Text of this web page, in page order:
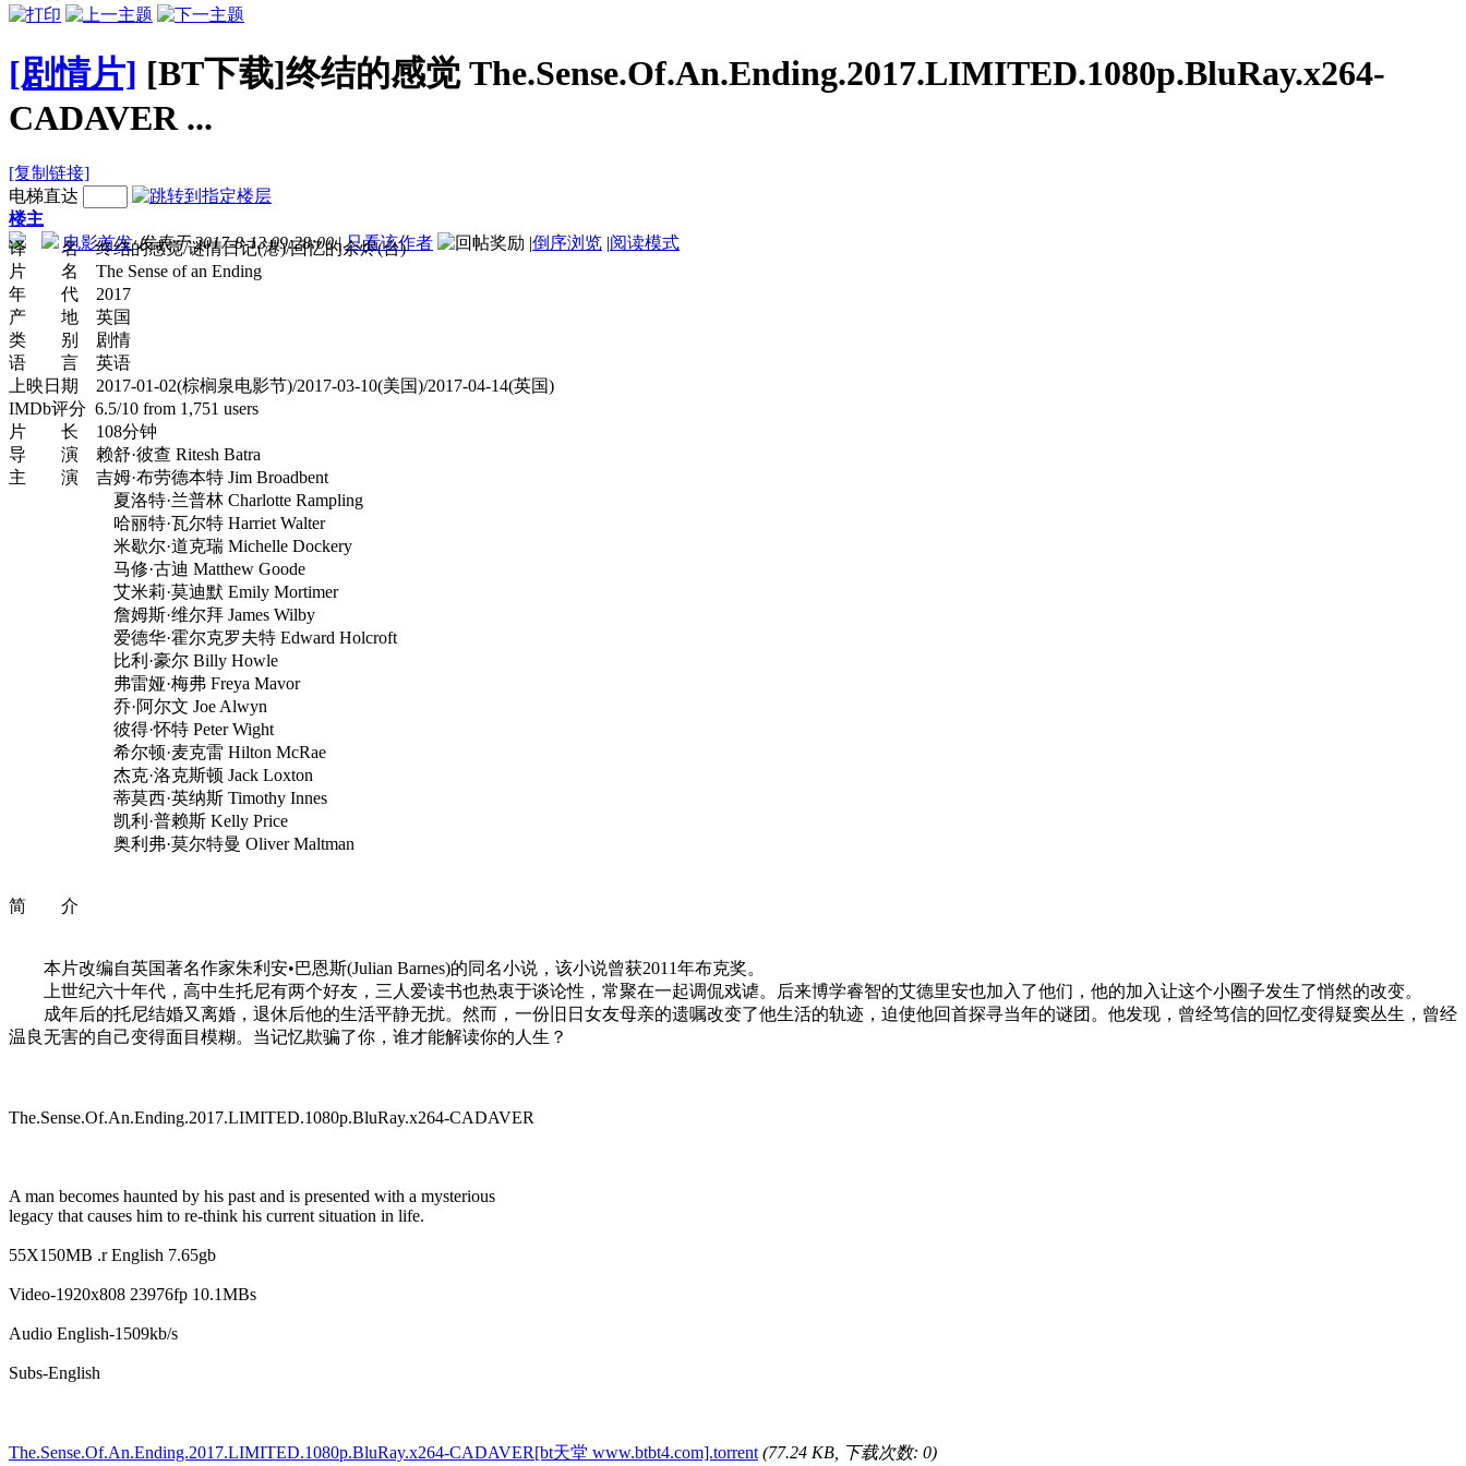
[剧情片] [BT下载]终结的感觉 The.Sense.Of.An.Ending.2017.LIMITED.1080p.BluRay.x264-
CADAVER ...
[复制链接]
电梯直达
楼主
电影首发 发表于 2017-8-13 09:28:00 | 只看该作者 |倒序浏览 |阅读模式
译 名 终结的感觉/谜情日记(港)/回忆的余烬(台)
片 名 The Sense of an Ending
年 代 2017
产 地 英国
类 别 剧情
语 言 英语
上映日期 2017-01-02(棕榈泉电影节)/2017-03-10(美国)/2017-04-14(英国)
IMDb评分 6.5/10 from 1,751 users
片 长 108分钟
导 演 赖舒·彼查 Ritesh Batra
主 演 吉姆·布劳德本特 Jim Broadbent
夏洛特·兰普林 Charlotte Rampling
哈丽特·瓦尔特 Harriet Walter
米歇尔·道克瑞 Michelle Dockery
马修·古迪 Matthew Goode
艾米莉·莫迪默 Emily Mortimer
詹姆斯·维尔拜 James Wilby
爱德华·霍尔克罗夫特 Edward Holcroft
比利·豪尔 Billy Howle
弗雷娅·梅弗 Freya Mavor
乔·阿尔文 Joe Alwyn
彼得·怀特 Peter Wight
希尔顿·麦克雷 Hilton McRae
杰克·洛克斯顿 Jack Loxton
蒂莫西·英纳斯 Timothy Innes
凯利·普赖斯 Kelly Price
奥利弗·莫尔特曼 Oliver Maltman
简 介
本片改编自英国著名作家朱利安•巴恩斯(Julian Barnes)的同名小说，该小说曾获2011年布克奖。
上世纪六十年代，高中生托尼有两个好友，三人爱读书也热衷于谈论性，常聚在一起调侃戏谑。后来博学睿智的艾德里安也加入了他们，他的加入让这个小圈子发生了悄然的改变。
成年后的托尼结婚又离婚，退休后他的生活平静无扰。然而，一份旧日女友母亲的遗嘱改变了他生活的轨迹，迫使他回首探寻当年的谜团。他发现，曾经笃信的回忆变得疑窦丛生，曾经
温良无害的自己变得面目模糊。当记忆欺骗了你，谁才能解读你的人生？
The.Sense.Of.An.Ending.2017.LIMITED.1080p.BluRay.x264-CADAVER
A man becomes haunted by his past and is presented with a mysterious
legacy that causes him to re-think his current situation in life.
55X150MB .r English 7.65gb
Video-1920x808 23976fp 10.1MBs
Audio English-1509kb/s
Subs-English
The.Sense.Of.An.Ending.2017.LIMITED.1080p.BluRay.x264-CADAVER[bt天堂 www.btbt4.com].torrent (77.24 KB, 下载次数: 0)